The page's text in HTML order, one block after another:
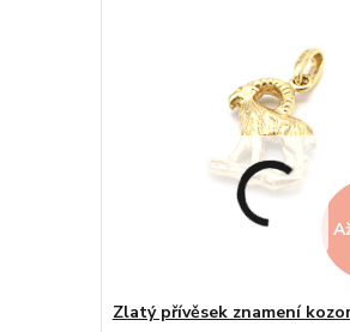
Zlatý přívěsek znamení